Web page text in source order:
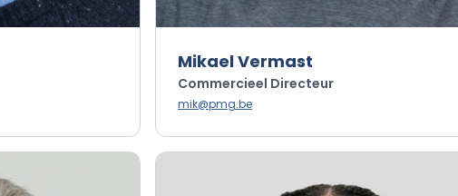
Mikael Vermast
Commercieel Directeur
mik@pmg.be